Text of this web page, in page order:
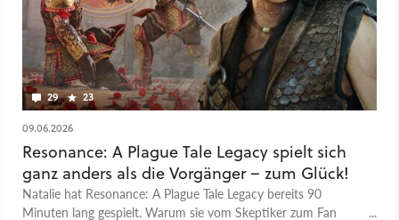
29 23
09.06.2026
Resonance: A Plague Tale Legacy spielt sich
ganz anders als die Vorgänger – zum Glück!
Natalie hat Resonance: A Plague Tale Legacy bereits 90
Minuten lang gespielt. Warum sie vom Skeptiker zum Fan